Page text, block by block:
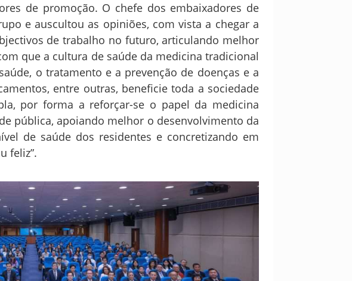
de promoção. O chefe dos embaixadores de
e auscultou as opiniões, com vista a chegar a
de trabalho no futuro, articulando melhor
que a cultura de saúde da medicina tradicional
o tratamento e a prevenção de doenças e a
entre outras, beneficie toda a sociedade
por forma a reforçar-se o papel da medicina
pública, apoiando melhor o desenvolvimento da
de saúde dos residentes e concretizando em
feliz”.